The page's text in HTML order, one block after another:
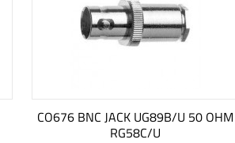
CO676 BNC JACK UG89B/U 50 OHM
RG58C/U